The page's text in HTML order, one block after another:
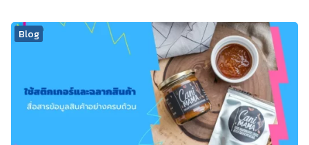
Blog